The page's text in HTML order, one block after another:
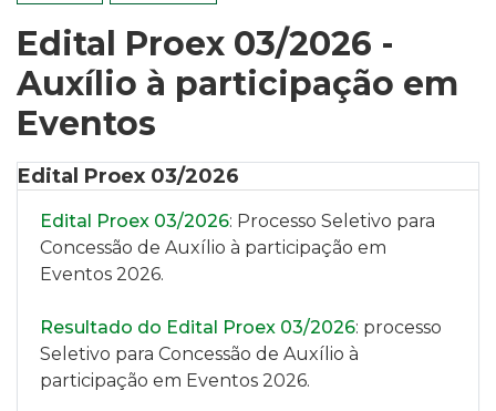
busca
Edital Proex 03/2026 -
Auxílio à participação em
Eventos
Edital Proex 03/2026
Edital Proex 03/2026: Processo Seletivo para
Concessão de Auxílio à participação em
Eventos 2026.
Resultado do Edital Proex 03/2026: processo
Seletivo para Concessão de Auxílio à
participação em Eventos 2026.